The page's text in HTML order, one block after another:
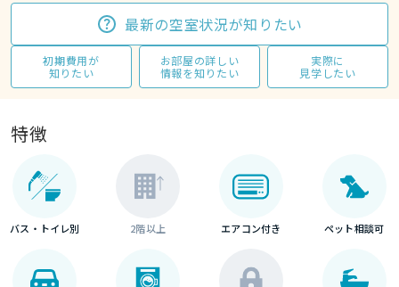
最新の空室状況が知りたい
初期費用が
知りたい
お部屋の詳しい
情報を知りたい
実際に
見学したい
特徴
バス・トイレ別 2階以上 エアコン付き ペット相談可